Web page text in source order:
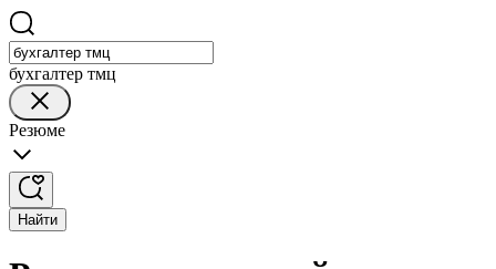
бухгалтер тмц
Резюме
Найти